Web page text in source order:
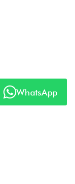
WhatsApp